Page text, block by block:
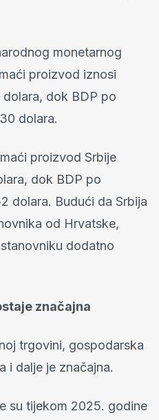
monetarnog
proizvod iznosi
dolara, dok BDP po
dolara.
proizvod Srbije
dok BDP po
dolara. Budući da Srbija
od Hrvatske,
dodatno
značajna
trgovini, gospodarska
i dalje je značajna.
su tijekom 2025. godine